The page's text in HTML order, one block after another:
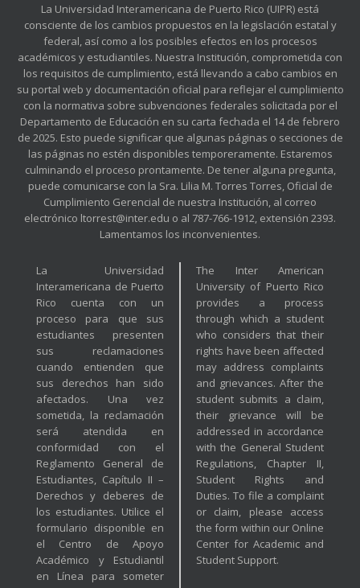
La Universidad Interamericana de Puerto Rico (UIPR) está
consciente de los cambios propuestos en la legislación estatal y
federal, así como a los posibles efectos en los procesos
académicos y estudiantiles. Nuestra Institución, comprometida con
los requisitos de cumplimiento, está llevando a cabo cambios en
su portal web y documentación oficial para reflejar el cumplimiento
con la normativa sobre subvenciones federales solicitada por el
Departamento de Educación en su carta fechada el 14 de febrero
de 2025. Esto puede significar que algunas páginas o secciones de
las páginas no estén disponibles temporeramente. Estaremos
culminando el proceso prontamente. De tener alguna pregunta,
puede comunicarse con la Sra. Lilia M. Torres Torres, Oficial de
Cumplimiento Gerencial de nuestra Institución, al correo
electrónico ltorrest@inter.edu o al 787-766-1912, extensión 2393.
Lamentamos los inconvenientes.
La Universidad
Interamericana de Puerto
Rico cuenta con un
proceso para que sus
estudiantes presenten
sus reclamaciones
cuando entienden que
sus derechos han sido
afectados. Una vez
sometida, la reclamación
será atendida en
conformidad con el
Reglamento General de
Estudiantes, Capítulo II –
Derechos y deberes de
los estudiantes. Utilice el
formulario disponible en
el Centro de Apoyo
Académico y Estudiantil
en Línea para someter
The Inter American
University of Puerto Rico
provides a process
through which a student
who considers that their
rights have been affected
may address complaints
and grievances. After the
student submits a claim,
their grievance will be
addressed in accordance
with the General Student
Regulations, Chapter II,
Student Rights and
Duties. To file a complaint
or claim, please access
the form within our Online
Center for Academic and
Student Support.